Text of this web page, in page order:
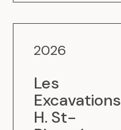
2026
Les
Excavations
H. St-